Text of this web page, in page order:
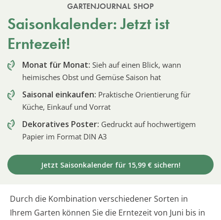
GARTENJOURNAL SHOP
Saisonkalender: Jetzt ist
Erntezeit!
Monat für Monat: Sieh auf einen Blick, wann
heimisches Obst und Gemüse Saison hat
Saisonal einkaufen: Praktische Orientierung für
Küche, Einkauf und Vorrat
Dekoratives Poster: Gedruckt auf hochwertigem
Papier im Format DIN A3
Jetzt Saisonkalender für 15,99 € sichern!
Durch die Kombination verschiedener Sorten in
Ihrem Garten können Sie die Erntezeit von Juni bis in